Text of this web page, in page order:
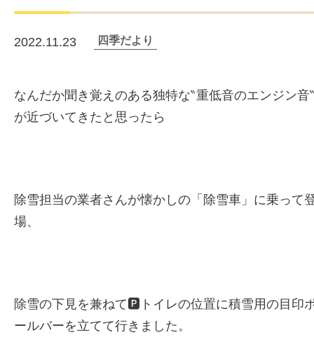
2022.11.23 四季だより
なんだか聞き覚えのある独特な‶重低音のエンジン音
が近づいてきたと思ったら
除雪担当の業者さんが懐かしの「除雪車」に乗って
場、
除雪の下見を兼ねて🅿トイレの位置に積雪用の目印
ールバーを立てて行きました。